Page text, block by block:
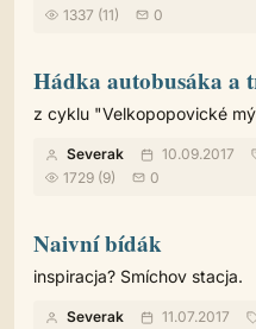
1337 (11)
0
Hádka autobusáka a
z cyklu "Velkopopovické
Severak 10.09.2017
1729 (9)
0
Naivní bídák
inspiracja? Smíchov stacja.
Severak 11.07.2017